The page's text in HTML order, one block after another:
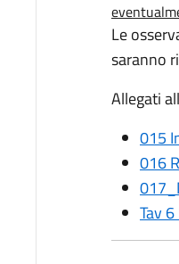
Le
saranno
Allegati
015
016
Tav